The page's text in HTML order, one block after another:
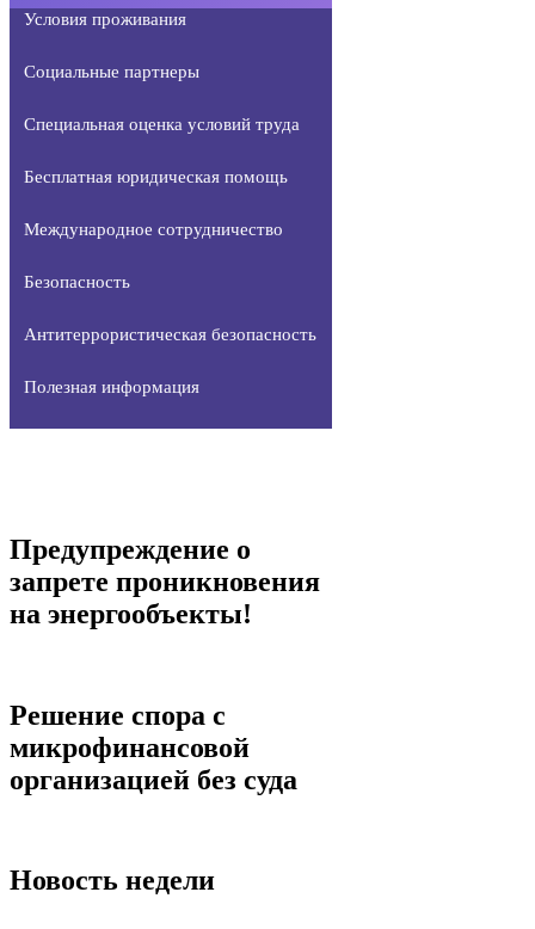
Условия проживания
Социальные партнеры
Специальная оценка условий труда
Бесплатная юридическая помощь
Международное сотрудничество
Безопасность
Антитеррористическая безопасность
Полезная информация
Предупреждение о
запрете проникновения
на энергообъекты!
Решение спора с
микрофинансовой
организацией без суда
Новость недели